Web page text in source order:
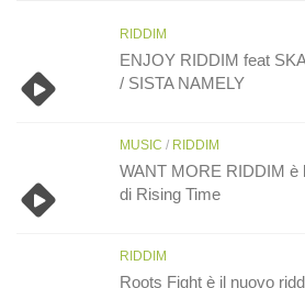
RIDDIM
ENJOY RIDDIM feat
/ SISTA NAMELY
MUSIC / RIDDIM
WANT MORE RIDDIM è
di Rising Time
RIDDIM
Roots Fight è il nuovo